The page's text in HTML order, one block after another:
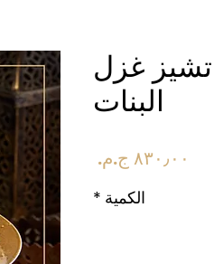
غزل
البنات
الكمية *